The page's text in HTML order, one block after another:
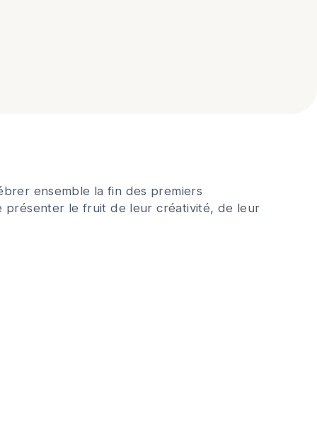
ensemble la fin des premiers
présenter le fruit de leur créativité, de leur